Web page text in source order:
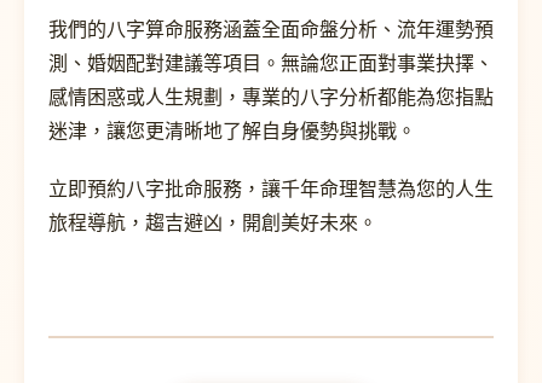
我們的八字算命服務涵蓋全面命盤分析、流年運勢預
測、婚姻配對建議等項目。無論您正面對事業抉擇、
感情困惑或人生規劃，專業的八字分析都能為您指點
迷津，讓您更清晰地了解自身優勢與挑戰。
立即預約八字批命服務，讓千年命理智慧為您的人生
旅程導航，趨吉避凶，開創美好未來。